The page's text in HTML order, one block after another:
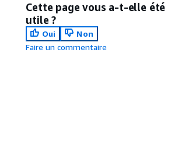
Cette page vous a-t-elle été
utile ?
Oui
Non
Faire un commentaire